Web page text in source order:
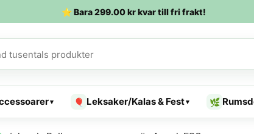
⭐ Bara299.00krkvar till fri frakt!
▾ 🎈 Leksaker/Kalas & Fest▾ 🌿